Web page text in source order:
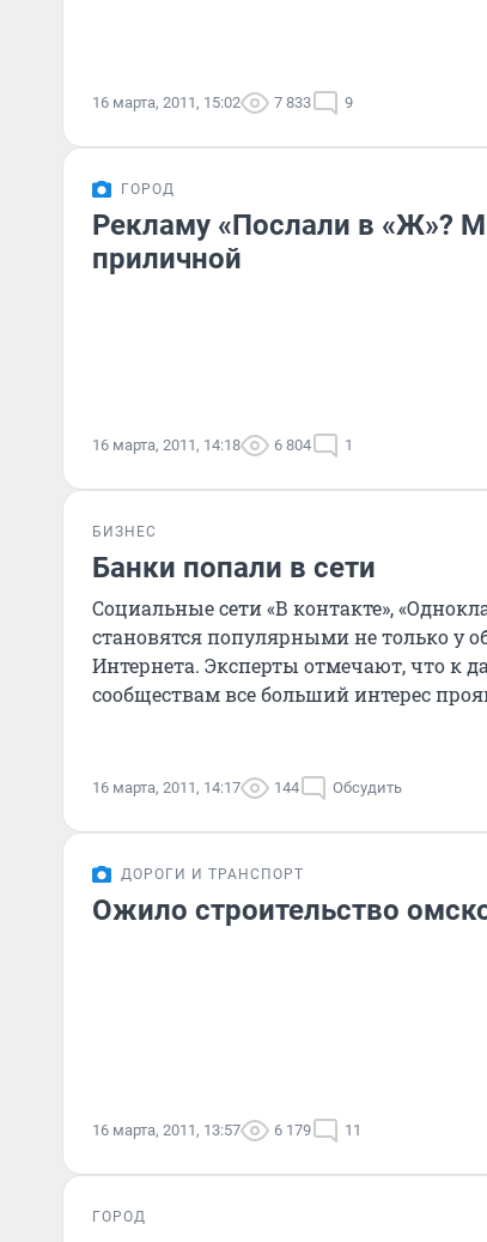
16 марта, 2011, 15:02 7 833 9
ГОРОД
Рекламу «Послали в «Ж»?
приличной
16 марта, 2011, 14:18 6 804 1
БИЗНЕС
Банки попали в сети
Социальные сети «В контакте»,
становятся популярными не только у
Интернета. Эксперты отмечают, что к
сообществам все больший интерес
16 марта, 2011, 14:17 144 Обсудить
ДОРОГИ И ТРАНСПОРТ
Ожило строительство
16 марта, 2011, 13:57 6 179 11
ГОРОД